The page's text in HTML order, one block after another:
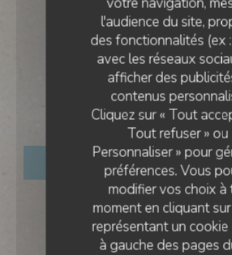
l'audience du site,
des fonctionnalités (ex
avec les réseaux
afficher des
contenus
Cliquez sur « Tout
Tout refuser » ou
Personnaliser » pour
préférences. Vous
modifier vos choix
moment en cliquant
représentant un cookie
à gauche des pages
RESTAURANT
SPITI
RÉSERVER